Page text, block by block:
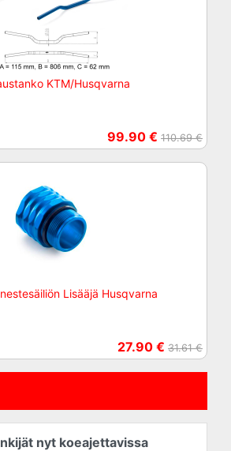
KTM/Husqvarna
99.90 € 110.69 €
Lisääjä Husqvarna
27.90 € 31.61 €
nyt koeajettavissa